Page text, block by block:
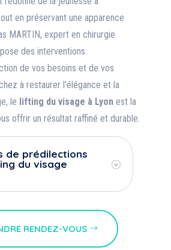
en préservant une apparence
MARTIN, expert en chirurgie
des interventions
de vos besoins et de vos
à restaurer l’élégance et la
le lifting du visage à Lyon est la
offrir un résultat raffiné et durable.
de prédilections
du visage
RENDEZ-VOUS